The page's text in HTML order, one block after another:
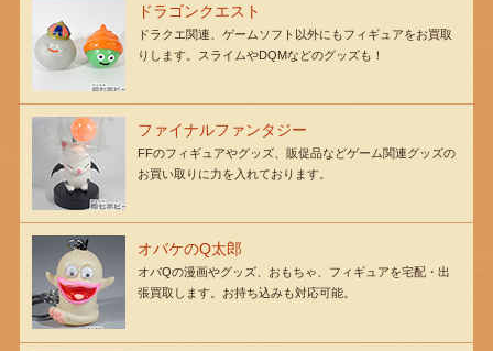
ドラゴンクエスト
ドラクエ関連、ゲームソフト以外にもフィギュアをお買取
りします。スライムやDQMなどのグッズも！
ファイナルファンタジー
FFのフィギュアやグッズ、販促品などゲーム関連グッズの
お買い取りに力を入れております。
オバケのQ太郎
オバQの漫画やグッズ、おもちゃ、フィギュアを宅配・出
張買取します。お持ち込みも対応可能。